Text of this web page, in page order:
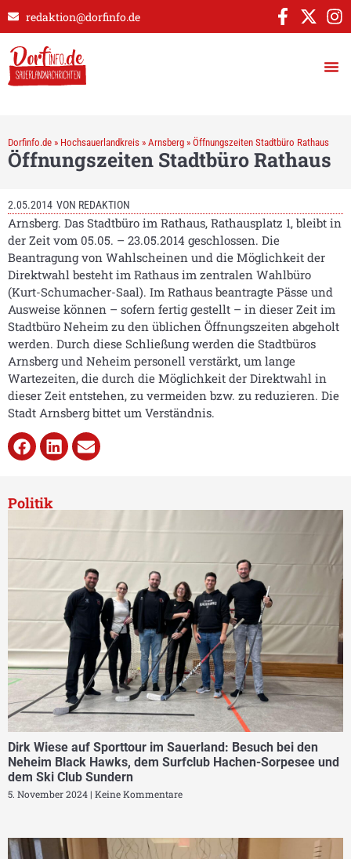
redaktion@dorfinfo.de
Dorfinfo.de » Hochsauerlandkreis » Arnsberg » Öffnungszeiten Stadtbüro Rathaus
Öffnungszeiten Stadtbüro Rathaus
2.05.2014 VON REDAKTION
Arnsberg. Das Stadtbüro im Rathaus, Rathausplatz 1, bleibt in
der Zeit vom 05.05. – 23.05.2014 geschlossen. Die
Beantragung von Wahlscheinen und die Möglichkeit der
Direktwahl besteht im Rathaus im zentralen Wahlbüro
(Kurt-Schumacher-Saal). Im Rathaus beantragte Pässe und
Ausweise können – sofern fertig gestellt – in dieser Zeit im
Stadtbüro Neheim zu den üblichen Öffnungszeiten abgeholt
werden. Durch diese Schließung werden die Stadtbüros
Arnsberg und Neheim personell verstärkt, um lange
Wartezeiten, die durch die Möglichkeit der Direktwahl in
dieser Zeit entstehen, zu vermeiden bzw. zu reduzieren. Die
Stadt Arnsberg bittet um Verständnis.
Politik
Dirk Wiese auf Sporttour im Sauerland: Besuch bei den
Neheim Black Hawks, dem Surfclub Hachen-Sorpesee und
dem Ski Club Sundern
5. November 2024 Keine Kommentare